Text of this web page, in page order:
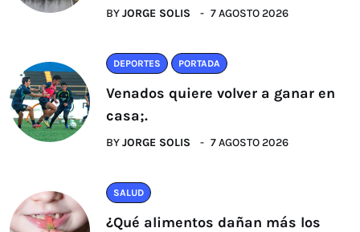
BYJORGE SOLIS 7 AGOSTO 2026
DEPORTES PORTADA
Venados quiere volver a ganar en
casa;.
BYJORGE SOLIS 7 AGOSTO 2026
SALUD
¿Qué alimentos dañan más los